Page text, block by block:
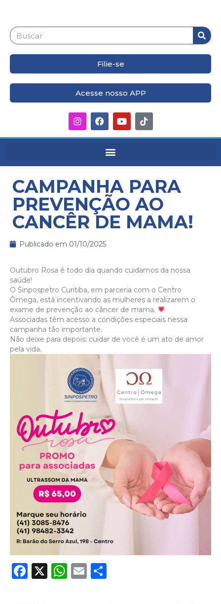
Filie-se
Acesse nosso APP
CAMPANHA PARA
PREVENÇÃO AO
CANCÊR DE MAMA!
Publicado em 01/10/2025
Outubro Rosa é todo dia quando cuidamos da nossa
saúde!
O Sinpospetro Curitiba, em parceria com o Centro
Ômega, está incentivando as mulheres a realizarem o
exame de prevenção ao câncer de mama.
Associadas têm acesso a condições especiais nessa
campanha tão importante.
Não deixe para depois: cuidar de você é um ato de amor
pela vida.
Facebook
X WhatsApp
Email